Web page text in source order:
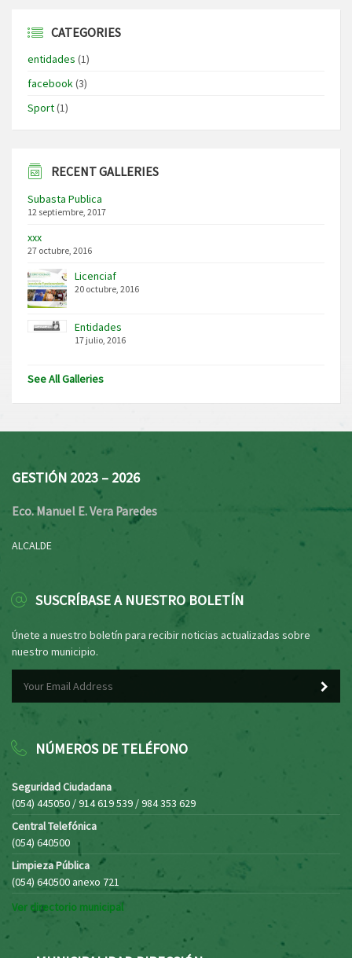
CATEGORIES
entidades (1)
facebook(3)
Sport(1)
RECENT GALLERIES
Subasta Publica
12 septiembre, 2017
xxx
27 octubre, 2016
Licenciaf
20 octubre, 2016
Entidades
17 julio, 2016
See All Galleries
GESTIÓN 2023 – 2026
Eco. Manuel E. Vera Paredes
ALCALDE
SUSCRÍBASE A NUESTRO BOLETÍN
Únete a nuestro boletín para recibir noticias actualizadas sobre
nuestro municipio.
NÚMEROS DE TELÉFONO
Seguridad Ciudadana
(054) 445050 / 914 619 539 / 984 353 629
Central Telefónica
(054) 640500
Limpieza Pública
(054) 640500 anexo 721
Ver directorio municipal